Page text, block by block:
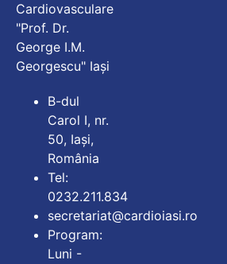
Cardiovasculare
"Prof. Dr.
George I.M.
Georgescu" Iași
B-dul
Carol I, nr.
50, Iași,
România
Tel:
0232.211.834
secretariat@cardioiasi.ro
Program:
Luni -